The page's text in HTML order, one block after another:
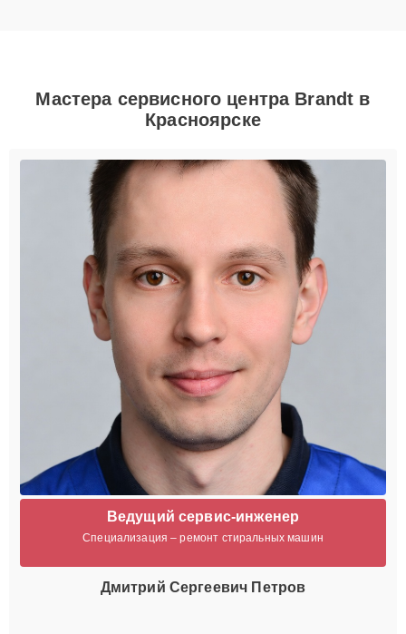
Мастера сервисного центра Brandt в
Красноярске
Ведущий сервис-инженер
Специализация – ремонт стиральных машин
Дмитрий Сергеевич Петров